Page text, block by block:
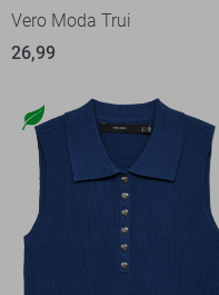
Vero Moda Trui
26,99